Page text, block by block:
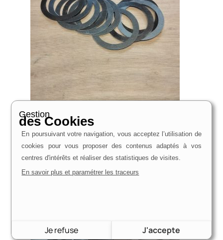
Cale de réglage Pont Ford Atlas et Koln | Kit de 10
rondelles différentes épaisseurs
38,80€
Voir le produit
Gestion
des Cookies
En poursuivant votre navigation, vous acceptez l’utilisation de
cookies pour vous proposer des contenus adaptés à vos
centres d'intérêts et réaliser des statistiques de visites.
En savoir plus et paramétrer les traceurs
Je refuse J'accepte